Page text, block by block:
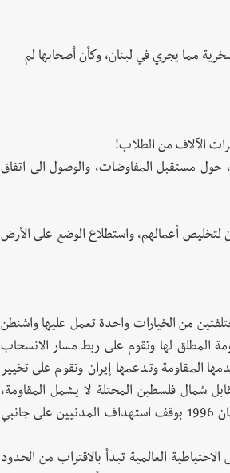
مما يجري في لبنان، وكأن أصحابها لم
الآلاف من الطلاب!
حول مستقبل المفاوضات، والوصول الى اتفاق
لتخليص أعمالهم، واستطلاع الوضع على الأرض
من الخيارات واحدة تعمل عليها واشنطن
المطلق لها وتقوم على ربط مسار الانسحاب
المقاومة وتدعمها إيران وتقوم على تخيير
شمال فلسطين المحتلة لا يشمل المقاومة،
والثاني يشمل المقاومة ويشمل بالتالي كل لبنان، والثالث نسخة من تفاهم نيسان 1996 بوقف استهداف المدنيين على جانبي
العالمية تبدأ بالاقتراب من الحدود